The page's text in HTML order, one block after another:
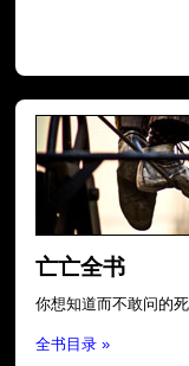
亡亡全书
你想知道而不敢问的
全书目录 »